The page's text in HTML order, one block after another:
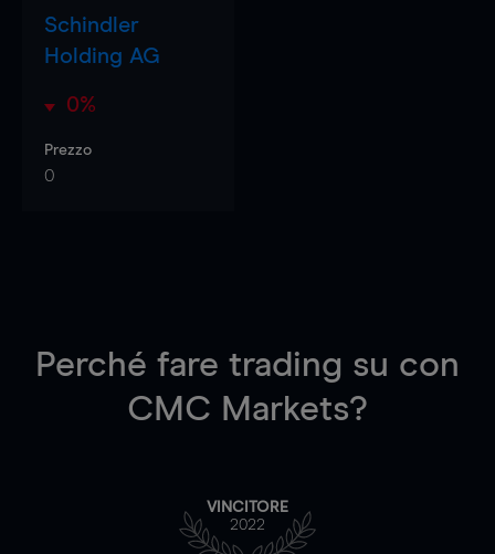
Schindler
Holding AG
0%
Prezzo
0
Perché fare trading su con
CMC Markets?
VINCITORE
2022